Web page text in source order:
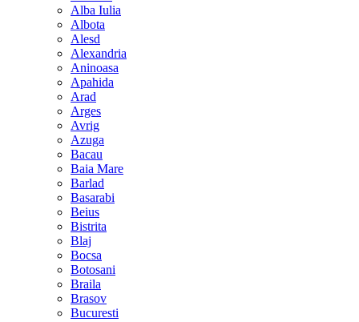
Alba Iulia
Albota
Alesd
Alexandria
Aninoasa
Apahida
Arad
Arges
Avrig
Azuga
Bacau
Baia Mare
Barlad
Basarabi
Beius
Bistrita
Blaj
Bocsa
Botosani
Braila
Brasov
Bucuresti